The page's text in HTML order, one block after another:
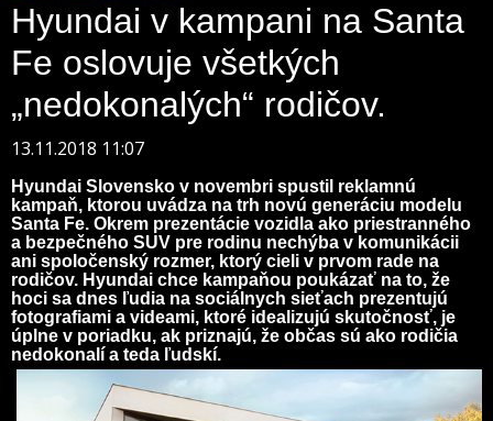
Hyundai v kampani na Santa
Fe oslovuje všetkých
„nedokonalých“ rodičov.
13.11.2018 11:07
Hyundai Slovensko v novembri spustil reklamnú
kampaň, ktorou uvádza na trh novú generáciu modelu
Santa Fe. Okrem prezentácie vozidla ako priestranného
a bezpečného SUV pre rodinu nechýba v komunikácii
ani spoločenský rozmer, ktorý cieli v prvom rade na
rodičov. Hyundai chce kampaňou poukázať na to, že
hoci sa dnes ľudia na sociálnych sieťach prezentujú
fotografiami a videami, ktoré idealizujú skutočnosť, je
úplne v poriadku, ak priznajú, že občas sú ako rodičia
nedokonalí a teda ľudskí.